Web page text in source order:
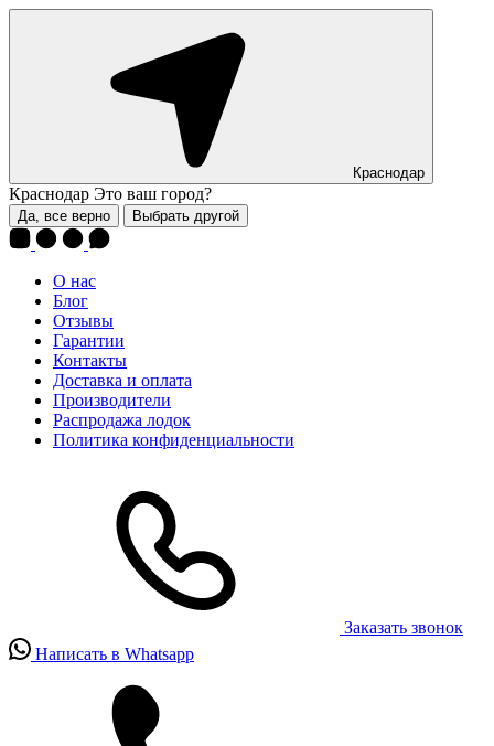
Краснодар
Краснодар Это ваш город?
Да, все верно Выбрать другой
О нас
Блог
Отзывы
Гарантии
Контакты
Доставка и оплата
Производители
Распродажа лодок
Политика конфиденциальности
Заказать звонок
Написать в Whatsapp